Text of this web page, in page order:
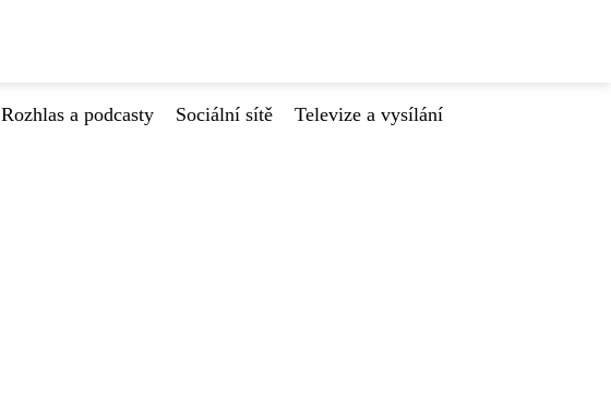
Rozhlas a podcasty Sociální sítě Televize a vysílání